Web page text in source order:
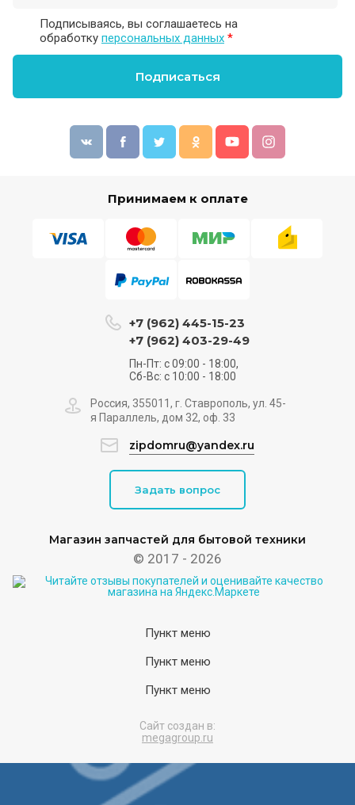
Подписываясь, вы соглашаетесь на
обработку персональных данных *
Подписаться
Принимаем к оплате
Магазин запчастей для бытовой техники
© 2017 - 2026
+7 (962) 445-15-23
+7 (962) 403-29-49
Пн-Пт: с 09:00 - 18:00,
Сб-Вс: с 10:00 - 18:00
Россия, 355011, г. Ставрополь, ул. 45-
я Параллель, дом 32, оф. 33
zipdomru@yandex.ru
Задать вопрос
Пункт меню
Пункт меню
Пункт меню
Сайт создан в:
megagroup.ru